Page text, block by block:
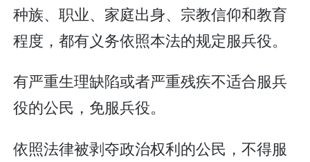
种族、职业、家庭出身、宗教信仰和教育
程度，都有义务依照本法的规定服兵役。
有严重生理缺陷或者严重残疾不适合服兵
役的公民，免服兵役。
依照法律被剥夺政治权利的公民，不得服